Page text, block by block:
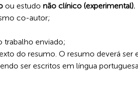
ou estudo não clínico (experimental).
co-autor;
trabalho enviado;
do resumo. O resumo deverá
ser escritos em língua